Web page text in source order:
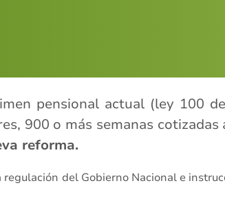
pensional actual (ley 100
900 o más semanas
reforma.
del Gobierno Nacional e